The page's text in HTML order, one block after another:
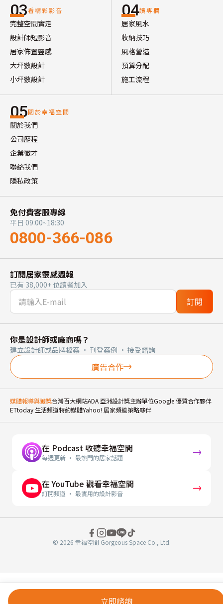
立即諮詢
03看精彩影音
完整空間實走
設計師短影音
居家佈置靈感
大坪數設計
小坪數設計
04讀專欄
居家風水
收納技巧
風格營造
預算分配
施工流程
05關於幸福空間
關於我們
公司歷程
企業徵才
聯絡我們
隱私政策
免付費客服專線
平日 09:00~18:30
0800-366-086
訂閱居家靈感週報
已有 38,000+ 位讀者加入
訂閱
你是設計師或廠商嗎？
建立設計師或品牌檔案 · 刊登案例 · 接受諮詢
廣告合作
媒體報導與獲獎台灣百大網站ADA 亞洲設計獎主辦單位Google 優質合作夥伴
ETtoday 生活頻道特約媒體Yahoo! 居家頻道策略夥伴
在 Podcast 收聽幸福空間
每週更新 · 最熱門的居家話題
在 YouTube 觀看幸福空間
訂閱頻道 · 最實用的設計影音
© 2026 幸福空間 Gorgeous Space Co., Ltd.